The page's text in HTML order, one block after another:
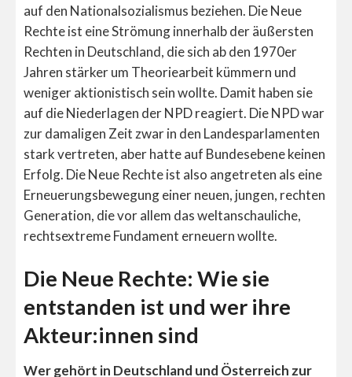
auf den Nationalsozialismus beziehen. Die Neue
Rechte ist eine Strömung innerhalb der äußersten
Rechten in Deutschland, die sich ab den 1970er
Jahren stärker um Theoriearbeit kümmern und
weniger aktionistisch sein wollte. Damit haben sie
auf die Niederlagen der NPD reagiert. Die NPD war
zur damaligen Zeit zwar in den Landesparlamenten
stark vertreten, aber hatte auf Bundesebene keinen
Erfolg. Die Neue Rechte ist also angetreten als eine
Erneuerungsbewegung einer neuen, jungen, rechten
Generation, die vor allem das weltanschauliche,
rechtsextreme Fundament erneuern wollte.
Die Neue Rechte: Wie sie
entstanden ist und wer ihre
Akteur:innen sind
Wer gehört in Deutschland und Österreich zur